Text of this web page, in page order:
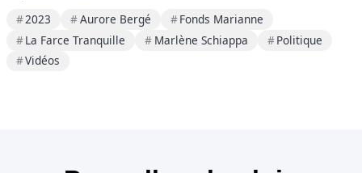
2023 Aurore Bergé
Fonds Marianne
La Farce Tranquille
Marlène Schiappa
Politique
Vidéos